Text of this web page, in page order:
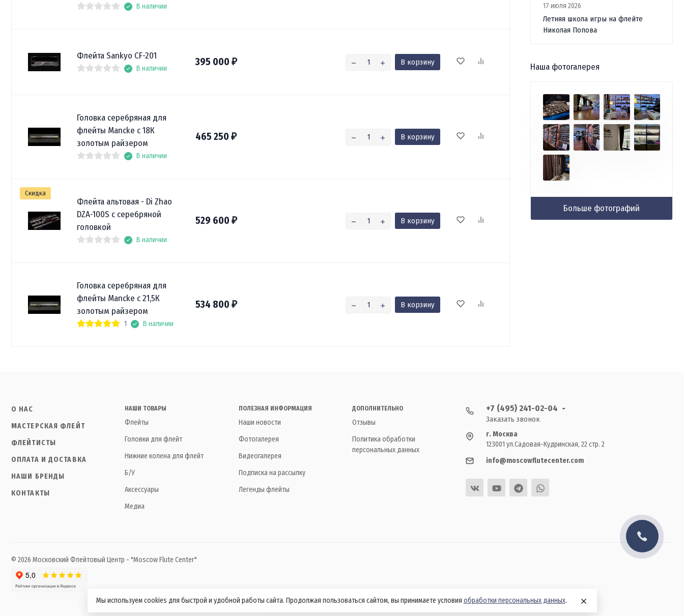
В наличии
Флейта Sankyo CF-201
В наличии
395 000 ₽ В корзину
Головка серебряная для
флейты Mancke с 18К
золотым райзером
В наличии
465 250 ₽ В корзину
Флейта альтовая - Di Zhao
DZA-100S с серебряной
головкой
В наличии
529 600 ₽ В корзину
Скидка
Головка серебряная для
флейты Mancke с 21,5К
золотым райзером
1 В наличии
534 800 ₽ В корзину
17 июля 2026
Летняя школа игры на флейте
Николая Попова
Наша фотогалерея
Больше фотографий
О НАС
МАСТЕРСКАЯ ФЛЕЙТ
ФЛЕЙТИСТЫ
ОПЛАТА И ДОСТАВКА
НАШИ БРЕНДЫ
КОНТАКТЫ
НАШИ ТОВАРЫ
Флейты
Головки для флейт
Нижние колена для флейт
Б/У
Аксессуары
Медиа
ПОЛЕЗНАЯ ИНФОРМАЦИЯ
Наши новости
Фотогалерея
Видеогалерея
Подписка на рассылку
Легенды флейты
ДОПОЛНИТЕЛЬНО
Отзывы
Политика обработки
персональных данных
+7 (495) 241-02-04
Заказать звонок
г. Москва
123001 ул.Садовая-Кудринская, 22 стр. 2
info@moscowflutecenter.com
© 2026 Московский Флейтовый Центр - "Moscow Flute Center"
Мы используем cookies для быстрой и удобной работы сайта. Продолжая пользоваться сайтом, вы принимаете условия обработки персональных данных.